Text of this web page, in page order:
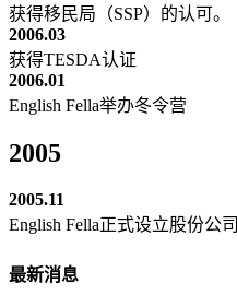
获得移民局（SSP）的认可。
2006.03
获得TESDA认证
2006.01
English Fella举办冬令营
2005
2005.11
English Fella正式设立股份公司
最新消息